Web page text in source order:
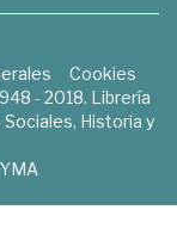
Cookies
- 2018. Librería
Historia y